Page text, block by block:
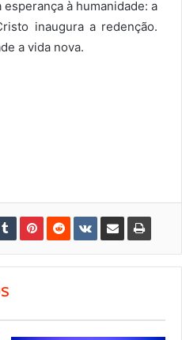
à humanidade: a
inaugura a redenção.
a vida nova.